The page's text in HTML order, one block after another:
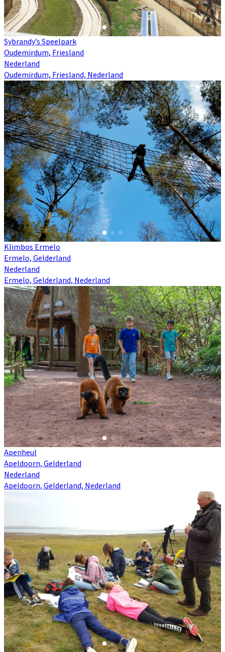
Sybrandy’s Speelpark
Oudemirdum, Friesland
Nederland
Oudemirdum, Friesland, Nederland
Klimbos Ermelo
Ermelo, Gelderland
Nederland
Ermelo, Gelderland, Nederland
Apenheul
Apeldoorn, Gelderland
Nederland
Apeldoorn, Gelderland, Nederland